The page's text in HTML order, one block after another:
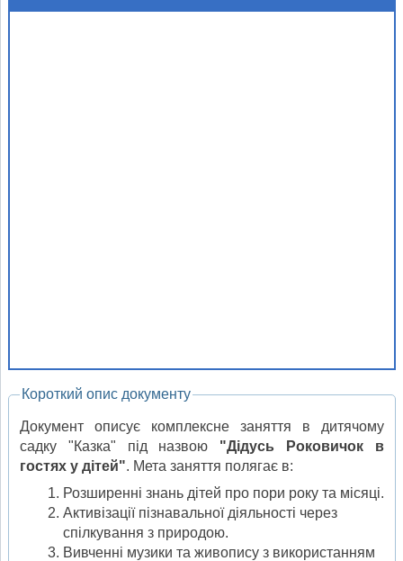
Короткий опис документу
Документ описує комплексне заняття в дитячому
садку "Казка" під назвою "Дідусь Роковичок в
гостях у дітей". Мета заняття полягає в:
Розширенні знань дітей про пори року та місяці.
Активізації пізнавальної діяльності через
спілкування з природою.
Вивченні музики та живопису з використанням